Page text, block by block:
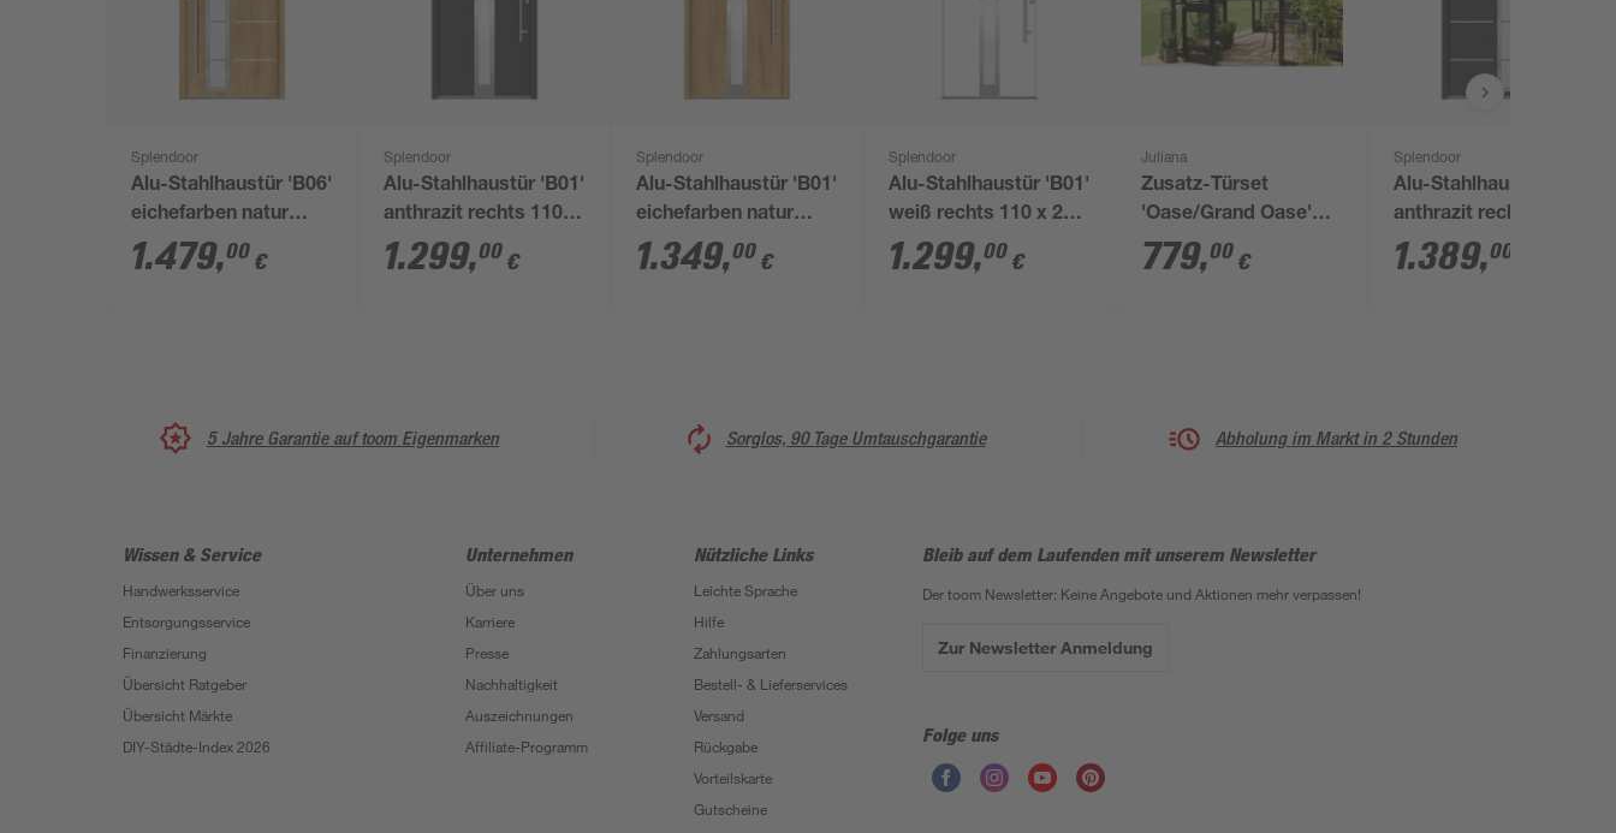
Splendoor
Alu-Stahlhaustür 'B06'
eichefarben natur
links 100 x 210 cm
1.479,00 €
Splendoor
Alu-Stahlhaustür 'B01'
anthrazit rechts 110 x
210 cm
1.299,00 €
Splendoor
Alu-Stahlhaustür 'B01'
eichefarben natur
rechts 110 x 210 cm
1.349,00 €
Splendoor
Alu-Stahlhaustür 'B01'
weiß rechts 110 x 210
cm
1.299,00 €
Juliana
Zusatz-Türset
'Oase/Grand Oase'
schwarz 4 Sektionen
779,00 €
Splendoor
Alu-Stahlhaustür 'B06'
anthrazit rechts 100 x
210 cm
1.389,00
5 Jahre Garantie auf toom Eigenmarken Sorglos, 90 Tage Umtauschgarantie Abholung im Markt in 2 Stunden
Wissen & Service
Handwerksservice
Entsorgungsservice
Finanzierung
Übersicht Ratgeber
Übersicht Märkte
DIY-Städte-Index 2026
Unternehmen
Über uns
Karriere
Presse
Nachhaltigkeit
Auszeichnungen
Affiliate-Programm
Nützliche Links
Leichte Sprache
Hilfe
Zahlungsarten
Bestell- & Lieferservices
Versand
Rückgabe
Vorteilskarte
Gutscheine
Bleib auf dem Laufenden mit unserem Newsletter
Der toom Newsletter: Keine Angebote und Aktionen mehr verpassen!
Zur Newsletter Anmeldung
Folge uns